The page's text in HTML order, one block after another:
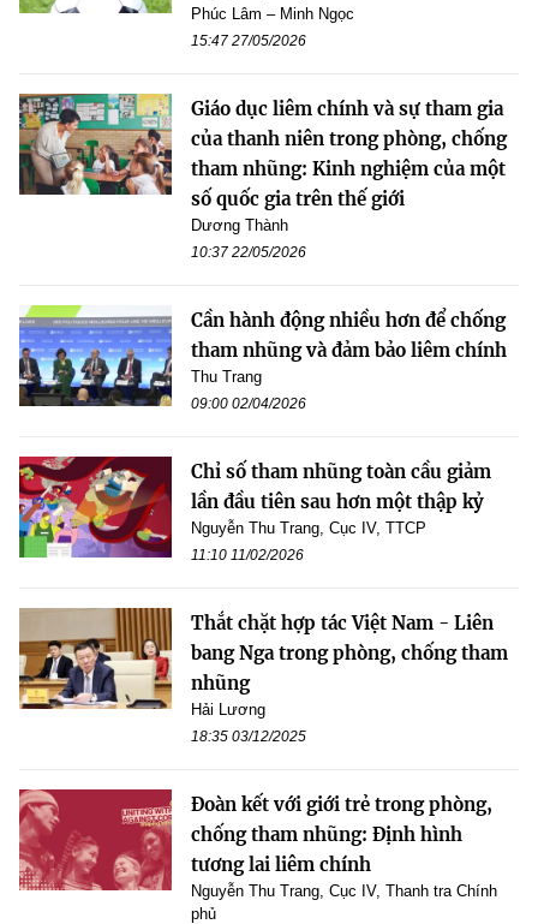
Phúc Lâm – Minh Ngọc
15:47 27/05/2026
Giáo dục liêm chính và sự tham gia
của thanh niên trong phòng, chống
tham nhũng: Kinh nghiệm của một
số quốc gia trên thế giới
Dương Thành
10:37 22/05/2026
Cần hành động nhiều hơn để chống
tham nhũng và đảm bảo liêm chính
Thu Trang
09:00 02/04/2026
Chỉ số tham nhũng toàn cầu giảm
lần đầu tiên sau hơn một thập kỷ
Nguyễn Thu Trang, Cục IV, TTCP
11:10 11/02/2026
Thắt chặt hợp tác Việt Nam - Liên
bang Nga trong phòng, chống tham
nhũng
Hải Lương
18:35 03/12/2025
Đoàn kết với giới trẻ trong phòng,
chống tham nhũng: Định hình
tương lai liêm chính
Nguyễn Thu Trang, Cục IV, Thanh tra Chính
phủ